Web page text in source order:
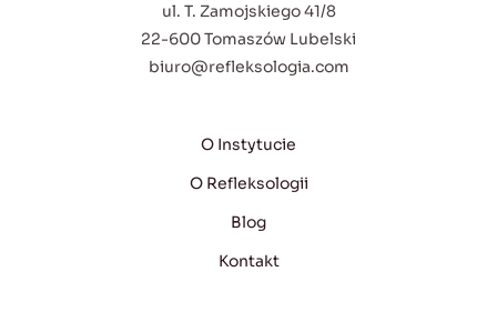
ul. T. Zamojskiego 41/8
22-600 Tomaszów Lubelski
biuro@refleksologia.com
O Instytucie
O Refleksologii
Blog
Kontakt